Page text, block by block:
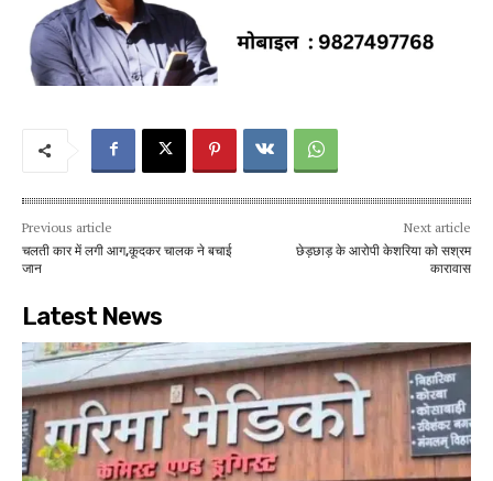
Previous article
चलती कार में लगी आग,कूदकर चालक ने बचाई
जान
Next article
छेड़छाड़ के आरोपी केशरिया को सश्रम
कारावास
Latest News